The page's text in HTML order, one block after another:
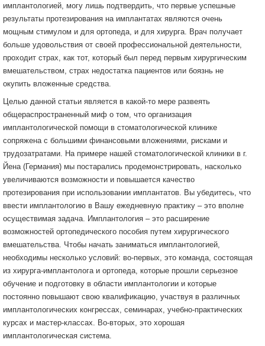
имплантологией, могу лишь подтвердить, что первые успешные
результаты протезирования на имплантатах являются очень
мощным стимулом и для ортопеда, и для хирурга. Врач получает
больше удовольствия от своей профессиональной деятельности,
проходит страх, как тот, который был перед первым хирургическим
вмешательством, страх недостатка пациентов или боязнь не
окупить вложенные средства.
Целью данной статьи является в какой-то мере развеять
общераспространенный миф о том, что организация
имплантологической помощи в стоматологической клинике
сопряжена с большими финансовыми вложениями, рисками и
трудозатратами. На примере нашей стоматологической клиники в г.
Йена (Германия) мы постарались продемонстрировать, насколько
увеличиваются возможности и повышается качество
протезирования при использовании имплантатов. Вы убедитесь, что
ввести имплантологию в Вашу ежедневную практику – это вполне
осуществимая задача. Имплантология – это расширение
возможностей ортопедического пособия путем хирургического
вмешательства. Чтобы начать заниматься имплантологией,
необходимы несколько условий: во-первых, это команда, состоящая
из хирурга-имплантолога и ортопеда, которые прошли серьезное
обучение и подготовку в области имплантологии и которые
постоянно повышают свою квалификацию, участвуя в различных
имплантологических конгрессах, семинарах, учебно-практических
курсах и мастер-классах. Во-вторых, это хорошая
имплантологическая система.